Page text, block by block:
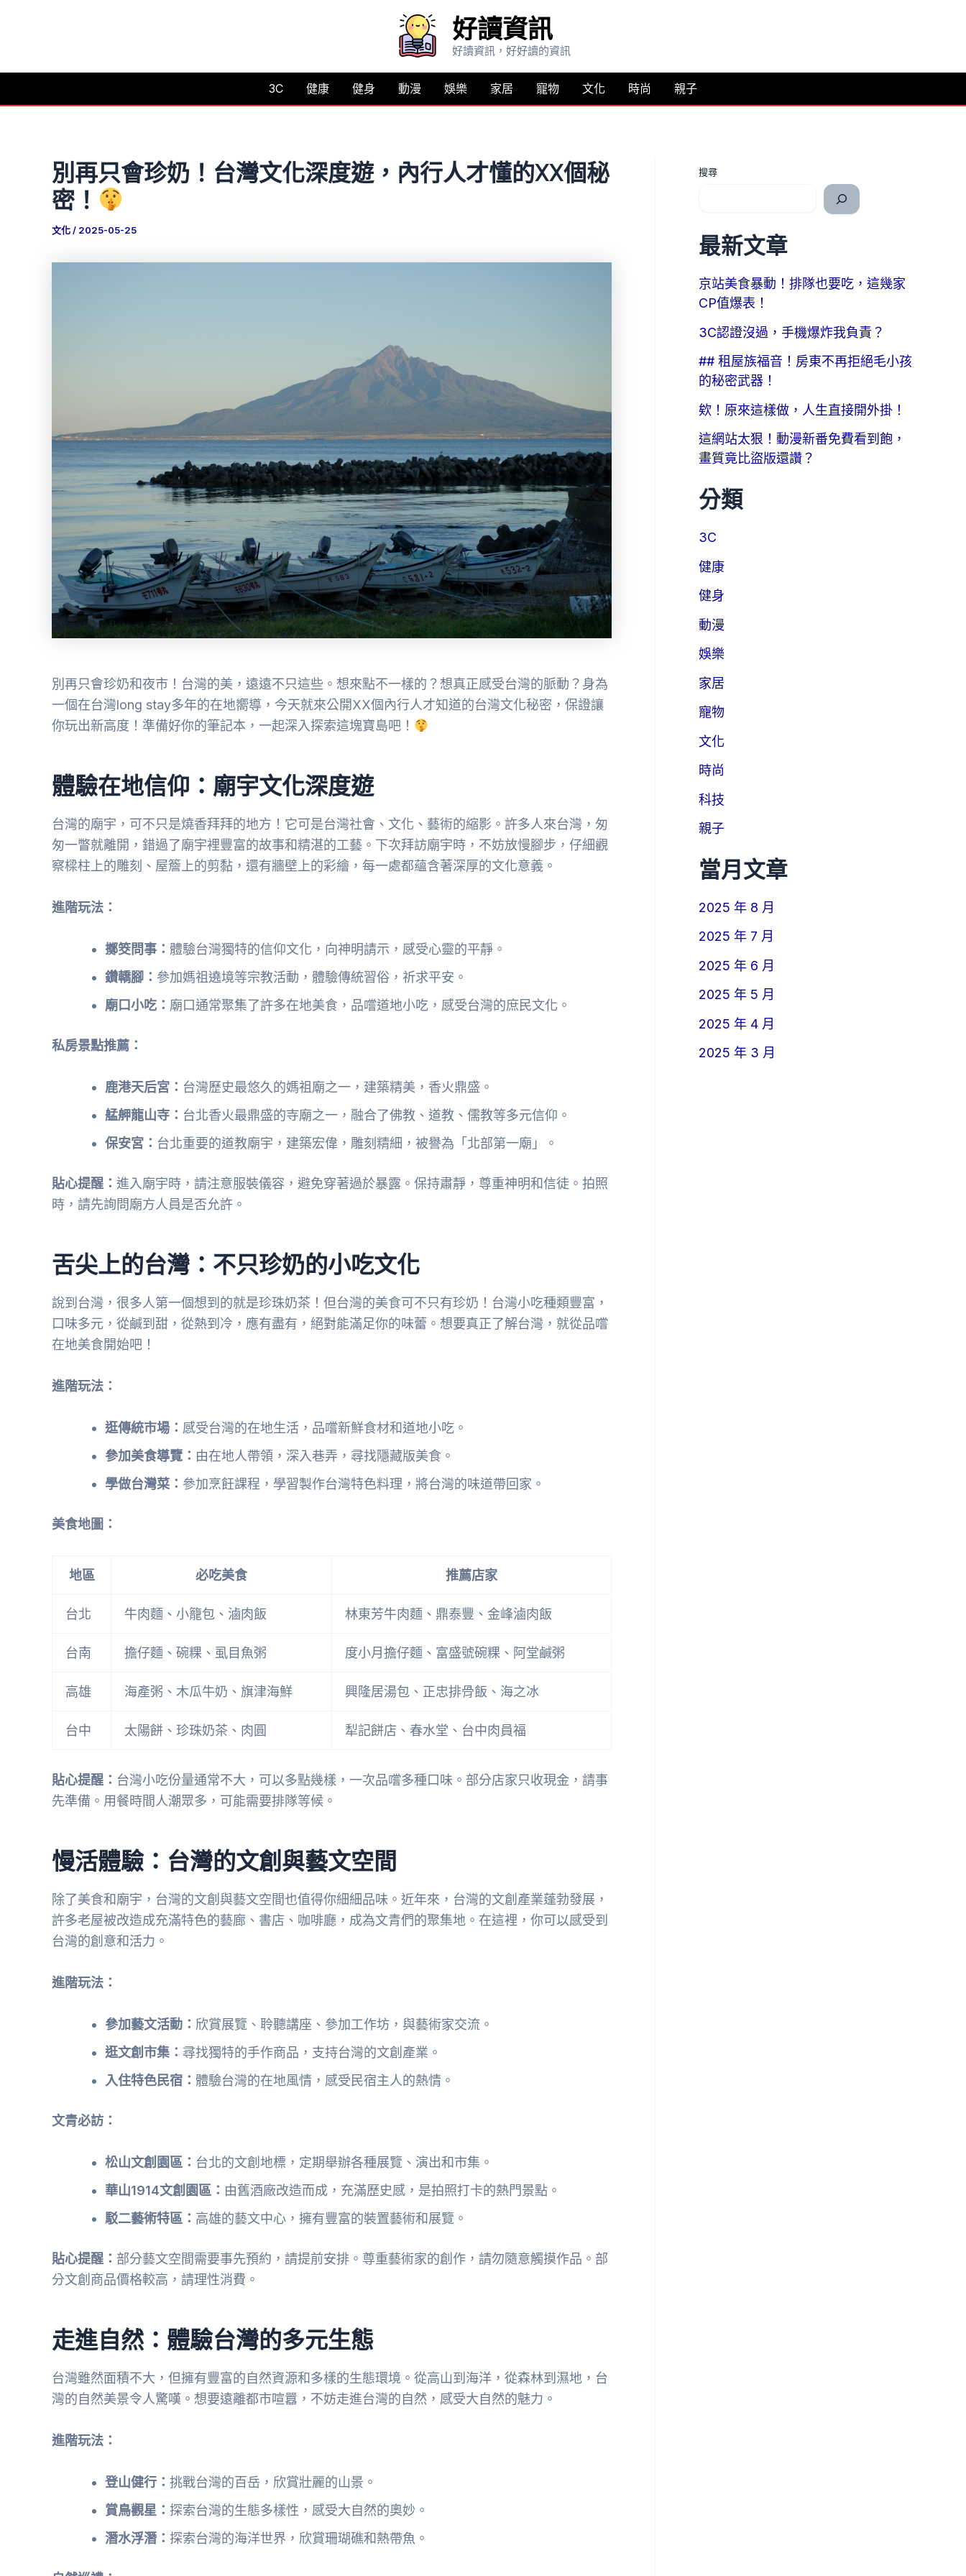
要
好讀資訊
好讀資訊，好好讀的資訊
3C 健康 健身 動漫 娛樂 家居 寵物 文化 時尚 親子
別再只會珍奶！台灣文化深度遊，內行人才懂的XX個秘
密！
文化/ 2025-05-25
別再只會珍奶和夜市！台灣的美，遠遠不只這些。想來點不一樣的？想真正感受台灣的脈動？身為
一個在台灣long stay多年的在地嚮導，今天就來公開XX個內行人才知道的台灣文化秘密，保證讓
你玩出新高度！準備好你的筆記本，一起深入探索這塊寶島吧！
體驗在地信仰：廟宇文化深度遊
台灣的廟宇，可不只是燒香拜拜的地方！它可是台灣社會、文化、藝術的縮影。許多人來台灣，匆
匆一瞥就離開，錯過了廟宇裡豐富的故事和精湛的工藝。下次拜訪廟宇時，不妨放慢腳步，仔細觀
察樑柱上的雕刻、屋簷上的剪黏，還有牆壁上的彩繪，每一處都蘊含著深厚的文化意義。
進階玩法：
擲筊問事： 體驗台灣獨特的信仰文化，向神明請示，感受心靈的平靜。
鑽轎腳： 參加媽祖遶境等宗教活動，體驗傳統習俗，祈求平安。
廟口小吃： 廟口通常聚集了許多在地美食，品嚐道地小吃，感受台灣的庶民文化。
私房景點推薦：
鹿港天后宮： 台灣歷史最悠久的媽祖廟之一，建築精美，香火鼎盛。
艋舺龍山寺： 台北香火最鼎盛的寺廟之一，融合了佛教、道教、儒教等多元信仰。
保安宮： 台北重要的道教廟宇，建築宏偉，雕刻精細，被譽為「北部第一廟」。
貼心提醒： 進入廟宇時，請注意服裝儀容，避免穿著過於暴露。保持肅靜，尊重神明和信徒。拍照
時，請先詢問廟方人員是否允許。
舌尖上的台灣：不只珍奶的小吃文化
說到台灣，很多人第一個想到的就是珍珠奶茶！但台灣的美食可不只有珍奶！台灣小吃種類豐富，
口味多元，從鹹到甜，從熱到冷，應有盡有，絕對能滿足你的味蕾。想要真正了解台灣，就從品嚐
在地美食開始吧！
進階玩法：
逛傳統市場： 感受台灣的在地生活，品嚐新鮮食材和道地小吃。
參加美食導覽： 由在地人帶領，深入巷弄，尋找隱藏版美食。
學做台灣菜： 參加烹飪課程，學習製作台灣特色料理，將台灣的味道帶回家。
美食地圖：
地區 必吃美食 推薦店家
台北 牛肉麵、小籠包、滷肉飯 林東芳牛肉麵、鼎泰豐、金峰滷肉飯
台南 擔仔麵、碗粿、虱目魚粥 度小月擔仔麵、富盛號碗粿、阿堂鹹粥
高雄 海產粥、木瓜牛奶、旗津海鮮 興隆居湯包、正忠排骨飯、海之冰
台中 太陽餅、珍珠奶茶、肉圓 犁記餅店、春水堂、台中肉員福
貼心提醒： 台灣小吃份量通常不大，可以多點幾樣，一次品嚐多種口味。部分店家只收現金，請事
先準備。用餐時間人潮眾多，可能需要排隊等候。
慢活體驗：台灣的文創與藝文空間
除了美食和廟宇，台灣的文創與藝文空間也值得你細細品味。近年來，台灣的文創產業蓬勃發展，
許多老屋被改造成充滿特色的藝廊、書店、咖啡廳，成為文青們的聚集地。在這裡，你可以感受到
台灣的創意和活力。
進階玩法：
參加藝文活動： 欣賞展覽、聆聽講座、參加工作坊，與藝術家交流。
逛文創市集： 尋找獨特的手作商品，支持台灣的文創產業。
入住特色民宿： 體驗台灣的在地風情，感受民宿主人的熱情。
文青必訪：
松山文創園區： 台北的文創地標，定期舉辦各種展覽、演出和市集。
華山1914文創園區： 由舊酒廠改造而成，充滿歷史感，是拍照打卡的熱門景點。
駁二藝術特區： 高雄的藝文中心，擁有豐富的裝置藝術和展覽。
貼心提醒： 部分藝文空間需要事先預約，請提前安排。尊重藝術家的創作，請勿隨意觸摸作品。部
分文創商品價格較高，請理性消費。
走進自然：體驗台灣的多元生態
台灣雖然面積不大，但擁有豐富的自然資源和多樣的生態環境。從高山到海洋，從森林到濕地，台
灣的自然美景令人驚嘆。想要遠離都市喧囂，不妨走進台灣的自然，感受大自然的魅力。
進階玩法：
登山健行： 挑戰台灣的百岳，欣賞壯麗的山景。
賞鳥觀星： 探索台灣的生態多樣性，感受大自然的奧妙。
潛水浮潛： 探索台灣的海洋世界，欣賞珊瑚礁和熱帶魚。
搜尋
最新文章
京站美食暴動！排隊也要吃，這幾家
CP值爆表！
3C認證沒過，手機爆炸我負責？
## 租屋族福音！房東不再拒絕毛小孩
的秘密武器！
欸！原來這樣做，人生直接開外掛！
這網站太狠！動漫新番免費看到飽，
畫質竟比盜版還讚？
分類
3C
健康
健身
動漫
娛樂
家居
寵物
文化
時尚
科技
親子
當月文章
2025 年 8 月
2025 年 7 月
2025 年 6 月
2025 年 5 月
2025 年 4 月
2025 年 3 月